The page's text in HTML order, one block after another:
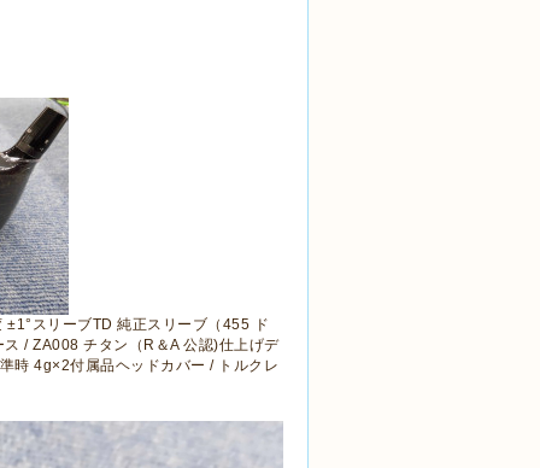
スリーブTD 純正スリーブ（455 ド
/ ZA008 チタン（R＆A 公認)仕上げデ
時 4g×2付属品ヘッドカバー / トルクレ